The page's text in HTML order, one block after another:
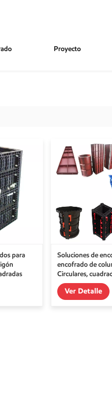
Proyecto
para
Soluciones de
encofrado de
Circulares,
ajustables
Ver Detalle